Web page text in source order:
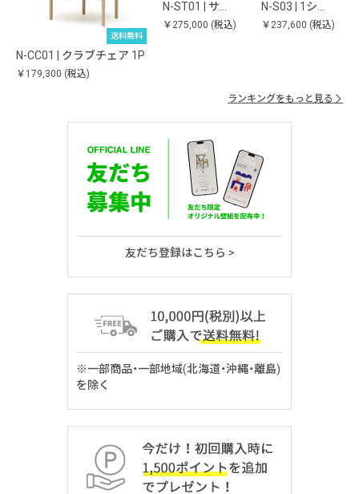
送料無料
N-CC01 | クラブチェア 1P
￥179,300 (税込)
N-ST01 | サ…
￥275,000 (税込)
N-S03 | 1シ…
￥237,600 (税込)
ランキングをもっと見る
友だち登録はこちら >
※一部商品・一部地域(北海道・沖縄・離島)
を除く